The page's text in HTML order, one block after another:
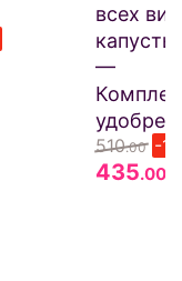
всех
капусты
—
510.00 -
435.00